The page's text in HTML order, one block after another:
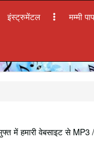
इंस्ट्रुमेंटल मम्मी
में हमारी वेबसाइट से MP3